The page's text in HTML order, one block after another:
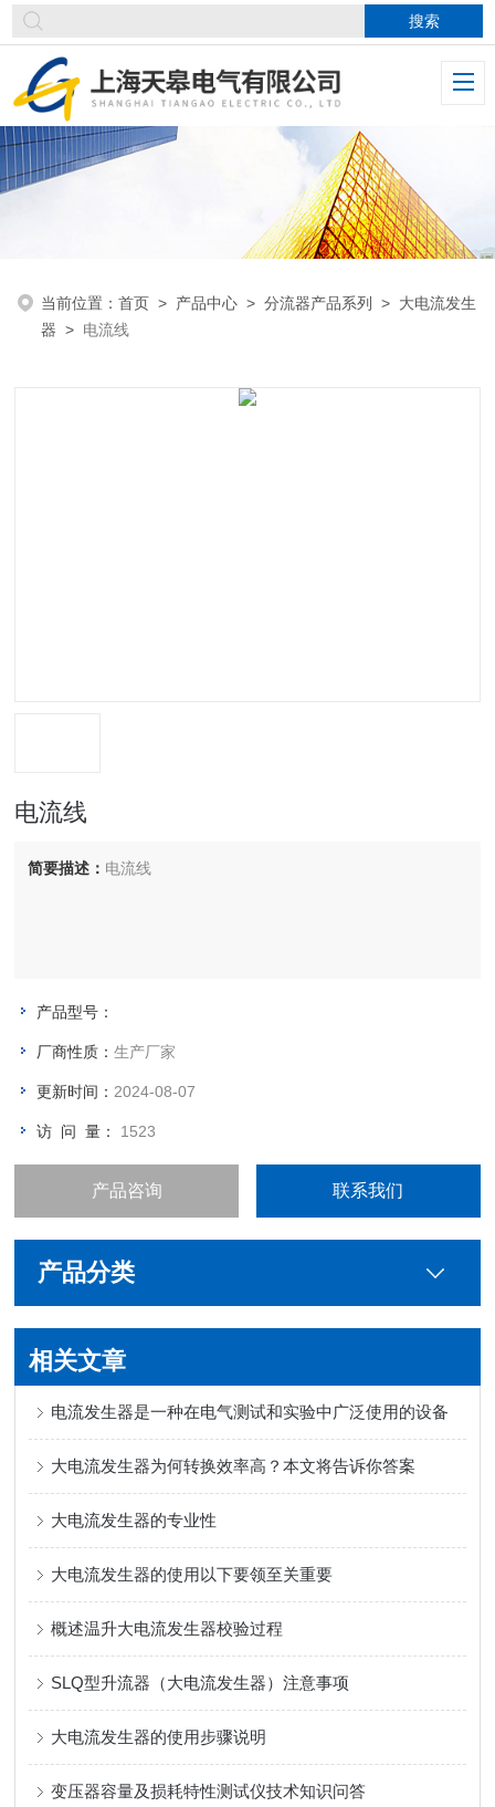
当前位置：首页 > 产品中心 >分流器产品系列 > 大电流发生
器 > 电流线
电流线
简要描述： 电流线
产品型号：
厂商性质：生产厂家
更新时间： 2024-08-07
访 问 量： 1523
产品咨询 联系我们
产品分类
相关文章
电流发生器是一种在电气测试和实验中广泛使用的设备
大电流发生器为何转换效率高？本文将告诉你答案
大电流发生器的专业性
大电流发生器的使用以下要领至关重要
概述温升大电流发生器校验过程
SLQ型升流器（大电流发生器）注意事项
大电流发生器的使用步骤说明
变压器容量及损耗特性测试仪技术知识问答